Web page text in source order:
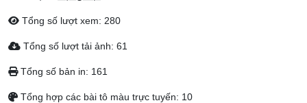
Tổng số lượt xem: 280
Tổng số lượt tải ảnh: 61
Tổng số bản in: 161
Tổng hợp các bài tô màu trực tuyến: 10